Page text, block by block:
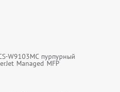
W9103MC пурпурный
Managed MFP